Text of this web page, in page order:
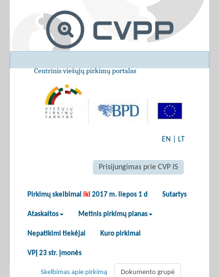
Centrinis viešųjų pirkimų portalas
EN LT
Prisijungimas prie CVP IS
Pirkimų skelbimai iki 2017 m. liepos 1 d Sutartys
Ataskaitos Metinis pirkimų planas
Nepatikimi tiekėjai Kuro pirkimai
VPĮ 23 str. įmonės
Skelbimas apie pirkimą Dokumento grupė